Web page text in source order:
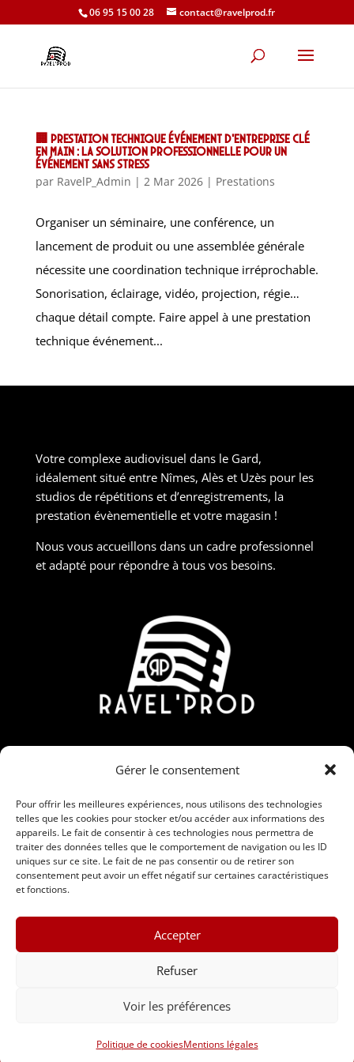
Gérer le consentement
Pour offrir les meilleures expériences, nous utilisons des technologies
telles que les cookies pour stocker et/ou accéder aux informations des
appareils. Le fait de consentir à ces technologies nous permettra de
traiter des données telles que le comportement de navigation ou les ID
uniques sur ce site. Le fait de ne pas consentir ou de retirer son
consentement peut avoir un effet négatif sur certaines caractéristiques
et fonctions.
Accepter
Refuser
Voir les préférences
Politique de cookiesMentions légales
06 95 15 00 28 contact@ravelprod.fr
🏢 Prestation technique événement d’entreprise clé
en main : la solution professionnelle pour un
événement sans stress
par RavelP_Admin | 2 Mar 2026| Prestations
Organiser un séminaire, une conférence, un
lancement de produit ou une assemblée générale
nécessite une coordination technique irréprochable.
Sonorisation, éclairage, vidéo, projection, régie…
chaque détail compte. Faire appel à une prestation
technique événement...
Votre complexe audiovisuel dans le Gard,
idéalement situé entre Nîmes, Alès et Uzès pour les
studios de répétitions et d’enregistrements, la
prestation évènementielle et votre magasin !
Nous vous accueillons dans un cadre professionnel
et adapté pour répondre à tous vos besoins.
Saint-Chaptes
06 95 15 00 28 / 09 86 56 91 26
contact@ravelprod.fr